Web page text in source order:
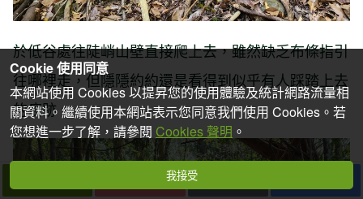
於低谷處往陡峭山壁直接爬上去，雖然缺乏布條指引
往哪裡走，但隱隱約約還是看得到似乎有人踩踏上去
的痕跡。
Cookie 使用同意
本網站使用 Cookies 以提昇您的使用體驗及統計網路流量相
關資料。繼續使用本網站表示您同意我們使用 Cookies。若
您想進一步了解，請參閱 Cookies 聲明 。
我接受